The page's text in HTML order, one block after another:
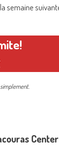
semaine
Center